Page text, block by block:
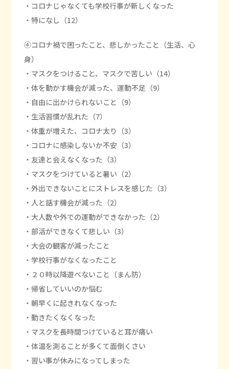
・コロナじゃなくても学校行事が新しくなった
・特になし（12）
④コロナ禍で困ったこと、悲しかったこと（生活、心
身）
・マスクをつけること、マスクで苦しい（14）
・体を動かす機会が減った、運動不足（9）
・自由に出かけられないこと（9）
・生活習慣が乱れた（7）
・体重が増えた、コロナ太り（3）
・コロナに感染しないか不安（3）
・友達と会えなくなった（3）
・マスクをつけていると暑い（2）
・外出できないことにストレスを感じた（3）
・人と話す機会が減った（2）
・大人数や外での運動ができなかった（2）
・部活ができなくて悲しい（3）
・大会の観客が減ったこと
・学校行事がなくなったこと
・２０時以降遊べないこと（まん防）
・帰省していいのか悩む
・朝早くに起きれなくなった
・動きたくなくなった
・マスクを長時間つけていると耳が痛い
・体温を測ることが多くて面倒くさい
・習い事が休みになってしまった